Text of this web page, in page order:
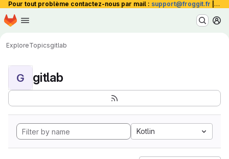
Pour tout problème contactez-nous par mail : support@froggit.fr La
Skip to main content
Homepage
ExploreTopicsgitlab
G gitlab
Kotlin